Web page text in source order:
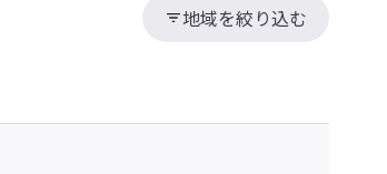
地域を絞り込む